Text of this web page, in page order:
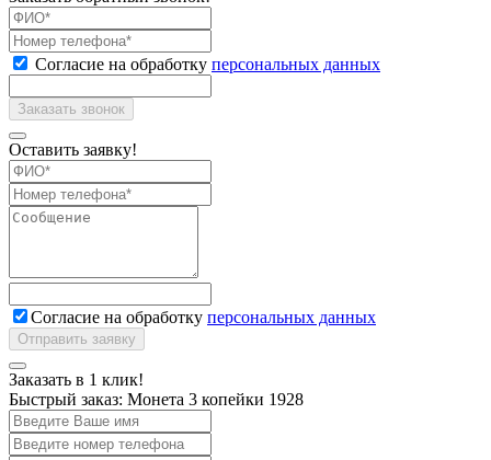
Согласие на обработку персональных данных
Оставить заявку!
Согласие на обработку персональных данных
Заказать в 1 клик!
Быстрый заказ: Монета 3 копейки 1928